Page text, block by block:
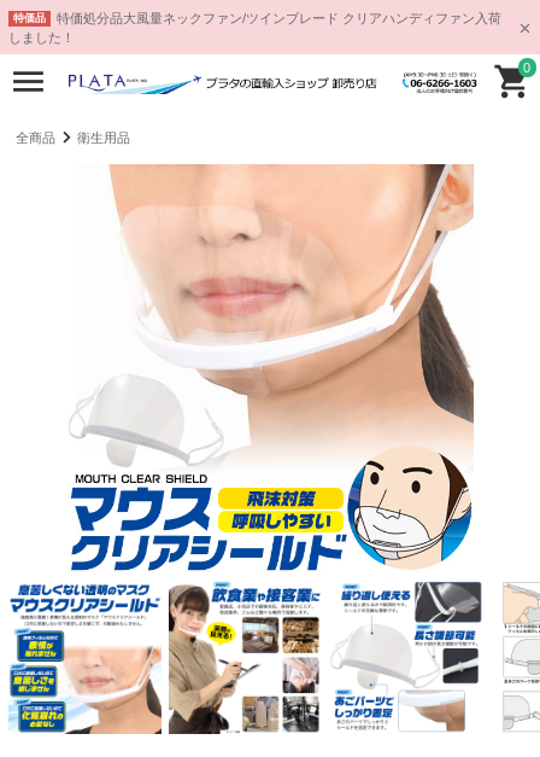
特価品
特価処分品大風量ネックファン/ツインブレード クリアハンディファン入荷
しました！
0
全商品 衛生用品